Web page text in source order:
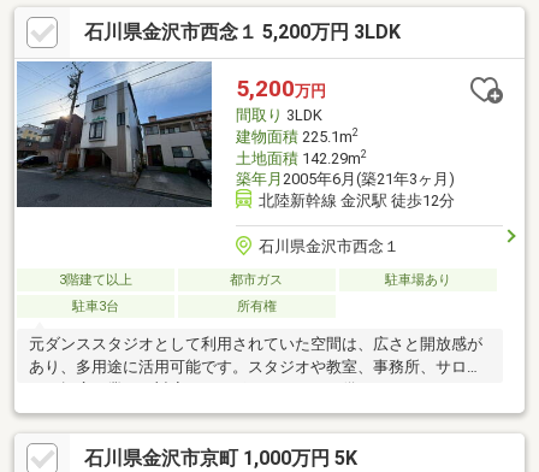
石川県金沢市西念１ 5,200万円 3LDK
5,200万円
間取り 3LDK
建物面積225.1m2
土地面積142.29m2
築年月 2005年6月(築21年3ヶ月)
北陸新幹線 金沢駅 徒歩12分
石川県金沢市西念１
3階建て以上 都市ガス
駐車場あり
駐車3台
所有権
元ダンススタジオとして利用されていた空間は、広さと開放感が
あり、多用途に活用可能です。スタジオや教室、事務所、サロン
に居住スペースを備えているため、店舗兼住居としての利用も可
能。金沢市中心部や金沢駅方面へのアクセスも良好で、事業と暮
らしを両立したい方におすすめの物件です。
石川県金沢市京町 1,000万円 5K